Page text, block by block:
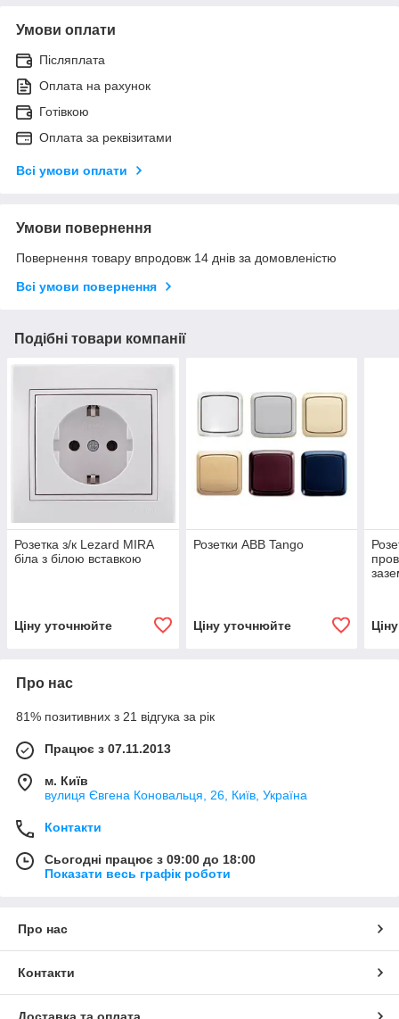
Умови оплати
Післяплата
Оплата на рахунок
Готівкою
Оплата за реквізитами
Всі умови оплати
Умови повернення
Повернення товару впродовж 14 днів за домовленістю
Всі умови повернення
Подібні товари компанії
Розетка з/к Lezard MIRA
біла з білою вставкою
Ціну уточнюйте
Розетки ABB Tango
Ціну уточнюйте
Про нас
81% позитивних з 21 відгука за рік
Працює з 07.11.2013
м. Київ
вулиця Євгена Коновальця, 26, Київ, Україна
Контакти
Сьогодні працює з 09:00 до 18:00
Показати весь графік роботи
Про нас
Контакти